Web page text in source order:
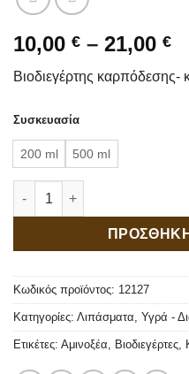
10,00 € – 21,00 €
Βιοδιεγέρτης καρπόδεσης-
Συσκευασία
200 ml 500 ml
Ecormon Βιοδιεγέρτης
Κωδικός προϊόντος: 12127
Κατηγορίες: Λιπάσματα, Υγρά -
Ετικέτες: Αμινοξέα, Βιοδιεγέρτες,